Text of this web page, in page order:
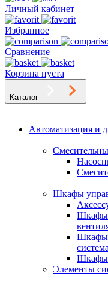
Личный кабинет
Избранное
Сравнение
Корзина пуста
Каталог
Автоматизация и
Шкафы
Шкафы
Шкафы
Шкафы
Элементы